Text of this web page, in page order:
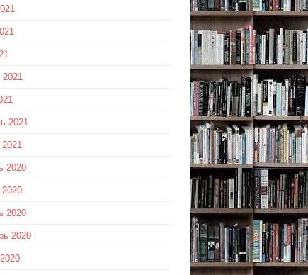
2021
2020
2020
2020
2020